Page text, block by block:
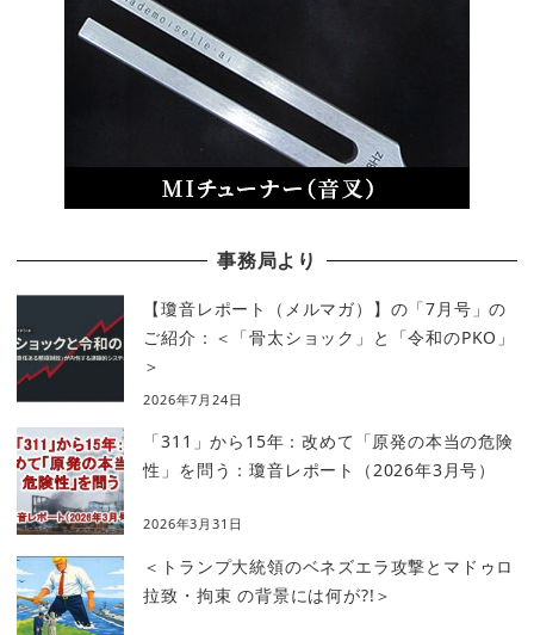
事務局より
【瓊音レポート（メルマガ）】の「7月号」の
ご紹介：＜「骨太ショック」と「令和のPKO」
＞
2026年7月24日
「311」から15年：改めて「原発の本当の危険
性」を問う：瓊音レポート（2026年3月号）
2026年3月31日
＜トランプ大統領のベネズエラ攻撃とマドゥロ
拉致・拘束 の背景には何が?!＞